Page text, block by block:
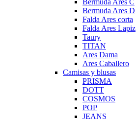
Bermuda Ares C
Bermuda Ares D
Falda Ares corta
Falda Ares Lapiz
Taury
TITAN
Ares Dama
Ares Caballero
Camisas y blusas
PRISMA
DOTT
COSMOS
POP
JEANS